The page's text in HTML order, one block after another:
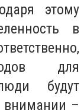
этому
в
для
будут
внимании –